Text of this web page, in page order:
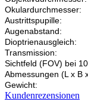
Okulardurchmesser:
Austrittspupille:
Augenabstand:
Dioptrienausgleich:
Transmission:
Sichtfeld (FOV) bei
Abmessungen (L x B
Gewicht:
Kundenrezensionen